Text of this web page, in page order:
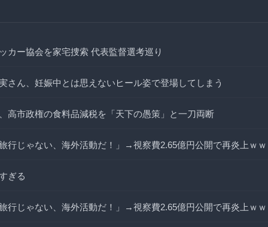
カー協会を家宅捜索 代表監督選考巡り
さん、妊娠中とは思えないヒール姿で登場してしまう
高市政権の食料品減税を「天下の愚策」と一刀両断
行じゃない、海外活動だ！」→視察費2.65億円公開で再炎上ｗ
ぎる
行じゃない、海外活動だ！」→視察費2.65億円公開で再炎上ｗ